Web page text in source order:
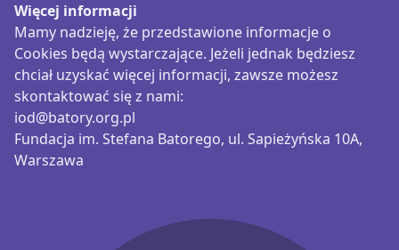
Więcej informacji
Mamy nadzieję, że przedstawione informacje o
Cookies będą wystarczające. Jeżeli jednak będziesz
chciał uzyskać więcej informacji, zawsze możesz
skontaktować się z nami:
iod@batory.org.pl
Fundacja im. Stefana Batorego, ul. Sapieżyńska 10A,
Warszawa